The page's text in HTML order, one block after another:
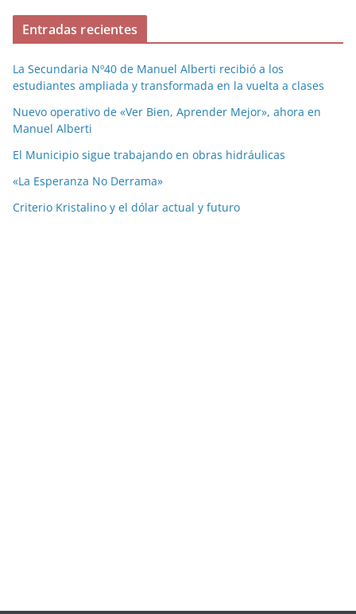
Entradas recientes
La Secundaria Nº40 de Manuel Alberti recibió a los
estudiantes ampliada y transformada en la vuelta a clases
Nuevo operativo de «Ver Bien, Aprender Mejor», ahora en
Manuel Alberti
El Municipio sigue trabajando en obras hidráulicas
«La Esperanza No Derrama»
Criterio Kristalino y el dólar actual y futuro